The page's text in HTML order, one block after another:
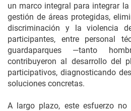
un marco integral para integrar
gestión de áreas protegidas,
discriminación y la violencia
participantes, entre personal
guardaparques —tanto
contribuyeron al desarrollo del
participativos, diagnosticando
soluciones concretas.
A largo plazo, este esfuerzo